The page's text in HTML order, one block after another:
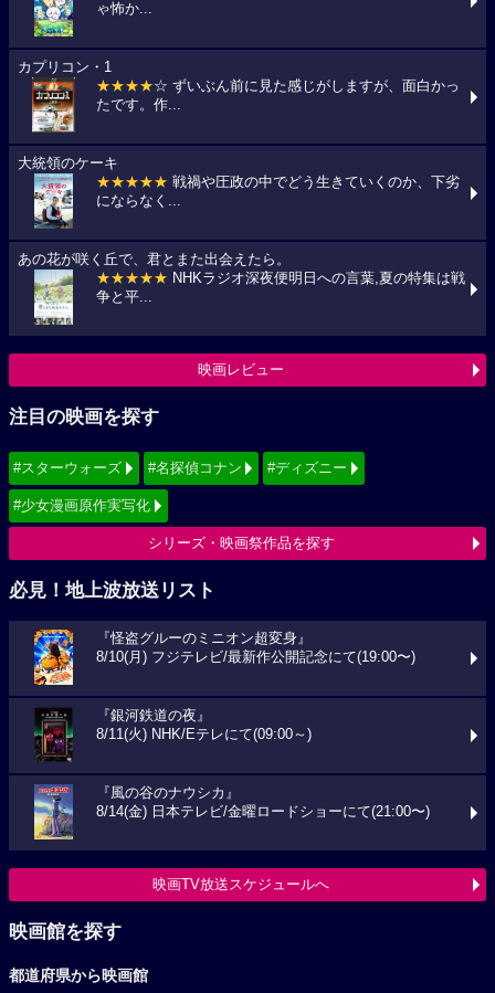
ゃ怖か...
カプリコン・1
★★★★☆ ずいぶん前に見た感じがしますが、面白かっ
たです。作...
大統領のケーキ
★★★★★ 戦禍や圧政の中でどう生きていくのか、下劣
にならなく...
あの花が咲く丘で、君とまた出会えたら。
★★★★★ NHKラジオ深夜便明日への言葉,夏の特集は戦
争と平...
映画レビュー
注目の映画を探す
#スターウォーズ #名探偵コナン #ディズニー
#少女漫画原作実写化
シリーズ・映画祭作品を探す
必見！地上波放送リスト
『怪盗グルーのミニオン超変身』
8/10(月) フジテレビ/最新作公開記念にて(19:00〜)
『銀河鉄道の夜』
8/11(火) NHK/Eテレにて(09:00～)
『風の谷のナウシカ』
8/14(金) 日本テレビ/金曜ロードショーにて(21:00〜)
映画TV放送スケジュールへ
映画館を探す
都道府県から映画館